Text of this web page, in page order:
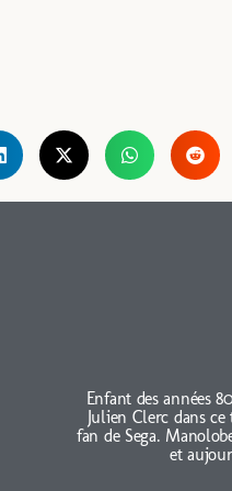
Enfant des années
Julien Clerc dans
fan de Sega.
et